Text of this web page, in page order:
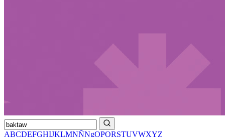
ABCDEFGHIJKLMNÑNgOPQRSTUVWXYZ